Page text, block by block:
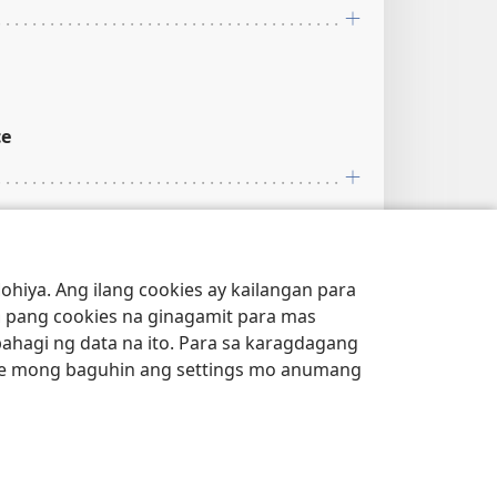
Ang ilang cookies ay kailangan para
cookies na ginagamit para mas
ng data na ito. Para sa karagdagang
mong baguhin ang settings mo anumang
Glosari .